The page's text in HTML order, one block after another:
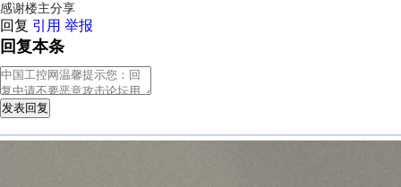
感谢楼主分享
回复 引用 举报
回复本条
发表回复